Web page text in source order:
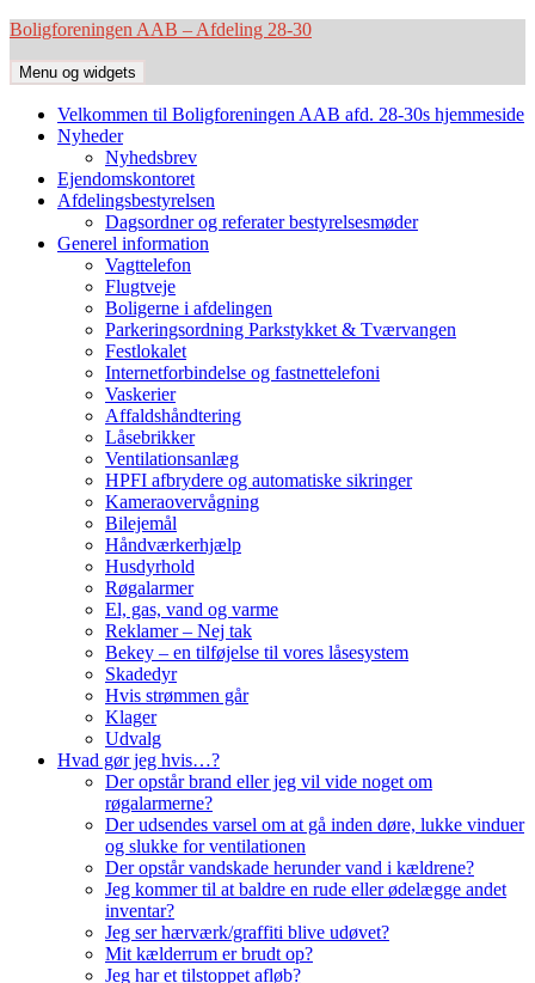
Hop
indhold
Boligforeningen AAB – Afdeling 28-30
Menu og widgets
Velkommen til Boligforeningen AAB afd. 28-30s hjemmeside
Nyheder
Nyhedsbrev
Ejendomskontoret
Afdelingsbestyrelsen
Dagsordner og referater bestyrelsesmøder
Generel information
Vagttelefon
Flugtveje
Boligerne i afdelingen
Parkeringsordning Parkstykket & Tværvangen
Festlokalet
Internetforbindelse og fastnettelefoni
Vaskerier
Affaldshåndtering
Låsebrikker
Ventilationsanlæg
HPFI afbrydere og automatiske sikringer
Kameraovervågning
Bilejemål
Håndværkerhjælp
Husdyrhold
Røgalarmer
El, gas, vand og varme
Reklamer – Nej tak
Bekey – en tilføjelse til vores låsesystem
Skadedyr
Hvis strømmen går
Klager
Udvalg
Hvad gør jeg hvis…?
Der opstår brand eller jeg vil vide noget om
røgalarmerne?
Der udsendes varsel om at gå inden døre, lukke vinduer
og slukke for ventilationen
Der opstår vandskade herunder vand i kældrene?
Jeg kommer til at baldre en rude eller ødelægge andet
inventar?
Jeg ser hærværk/graffiti blive udøvet?
Mit kælderrum er brudt op?
Jeg har et tilstoppet afløb?